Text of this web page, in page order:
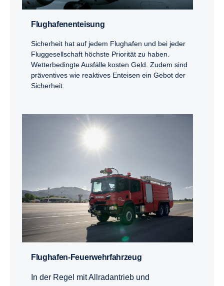
Flughafenenteisung
Sicherheit hat auf jedem Flughafen und bei jeder
Fluggesellschaft höchste Priorität zu haben.
Wetterbedingte Ausfälle kosten Geld. Zudem sind
präventives wie reaktives Enteisen ein Gebot der
Sicherheit.
Flughafen-Feuerwehrfahrzeug
In der Regel mit Allradantrieb und